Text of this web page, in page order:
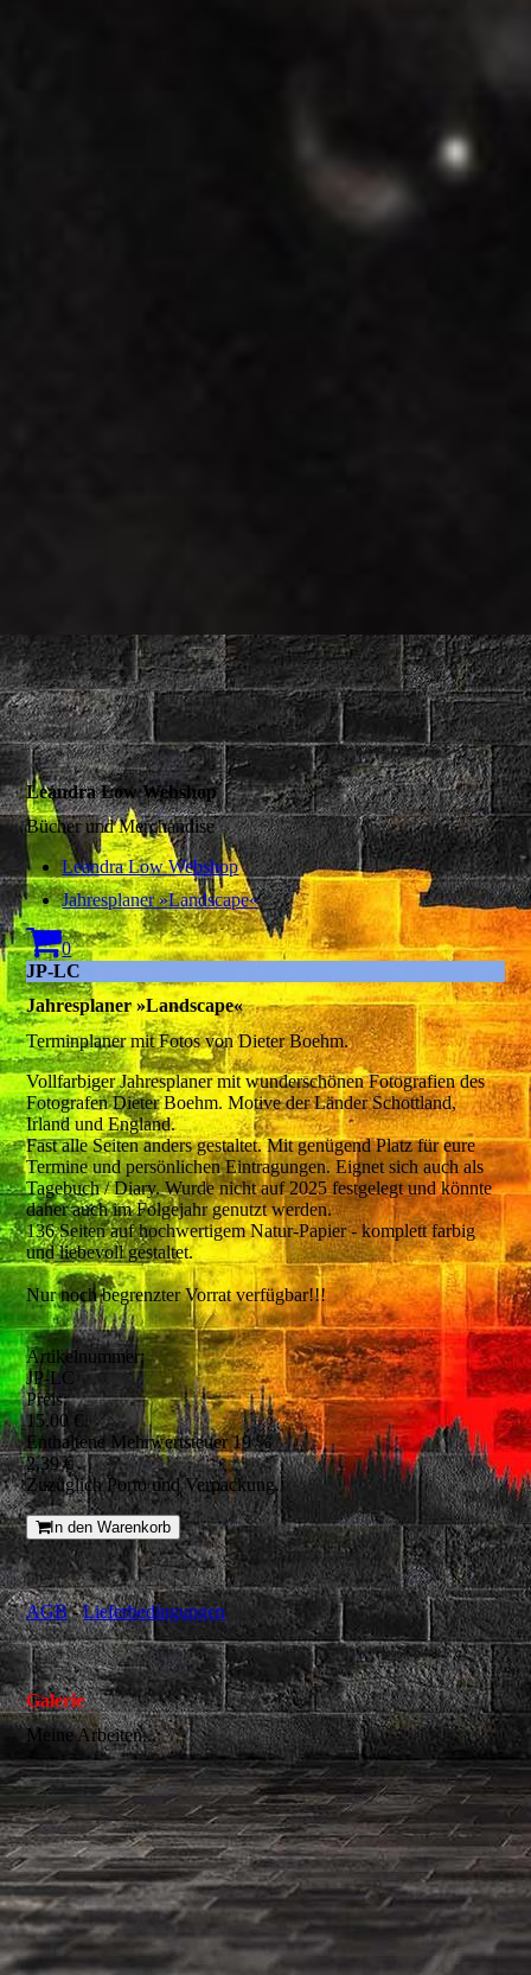
Leandra Low Webshop
Bücher und Merchandise
Leandra Low Webshop
Jahresplaner »Landscape«
0
JP-LC
Jahresplaner »Landscape«
Terminplaner mit Fotos von Dieter Boehm.
Vollfarbiger Jahresplaner mit wunderschönen Fotografien des
Fotografen Dieter Boehm. Motive der Länder Schottland,
Irland und England.
Fast alle Seiten anders gestaltet. Mit genügend Platz für eure
Termine und persönlichen Eintragungen. Eignet sich auch als
Tagebuch / Diary. Wurde nicht auf 2025 festgelegt und könnte
daher auch im Folgejahr genutzt werden.
136 Seiten auf hochwertigem Natur-Papier - komplett farbig
und liebevoll gestaltet.
Nur noch begrenzter Vorrat verfügbar!!!
Artikelnummer:
JP-LC
Preis:
15,00 €
Enthaltene Mehrwertsteuer 19 %
2,39 €
Zuzüglich Porto und Verpackung.
In den Warenkorb
AGB-Lieferbedingungen
Galerie
Meine Arbeiten...